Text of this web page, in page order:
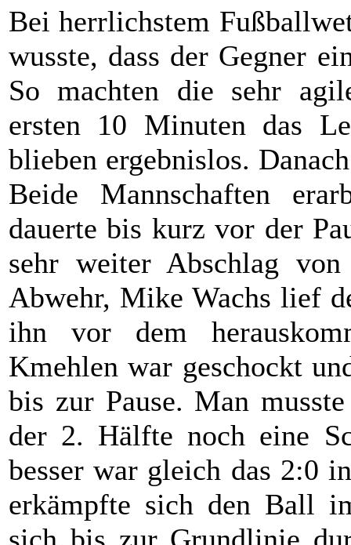
Bei herrlichstem
wusste, dass der Gegner
So machten die sehr
ersten 10 Minuten das
blieben ergebnislos.
Beide Mannschaften
dauerte bis kurz vor der
sehr weiter Abschlag
Abwehr, Mike Wachs lief
ihn vor dem
Kmehlen war geschockt
bis zur Pause. Man
der 2. Hälfte noch eine
besser war gleich das 2:0
erkämpfte sich den Ball